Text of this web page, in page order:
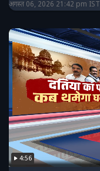
अगस्त 06, 2026 21:42 pm IST
4:56